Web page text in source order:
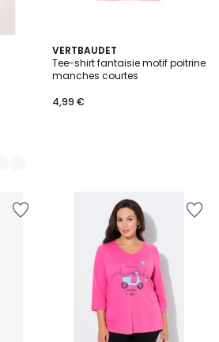
VERTBAUDET
Tee-shirt fantaisie motif poitrine
manches courtes
4,99 €